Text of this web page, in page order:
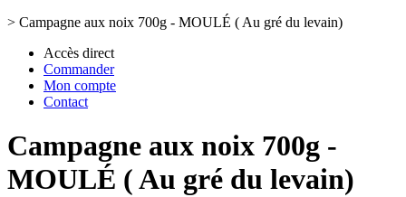
> Campagne aux noix 700g - MOULÉ ( Au gré du levain)
Accès direct
Commander
Mon compte
Contact
Campagne aux noix 700g -
MOULÉ ( Au gré du levain)